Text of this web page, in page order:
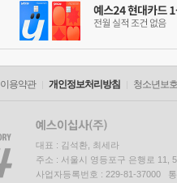
이용약관 개인정보처리방침 청소년보
대표 : 김석환, 최세라
주소 : 서울시 영등포구 은행로 11,
사업자등록번호 : 229-81-37000